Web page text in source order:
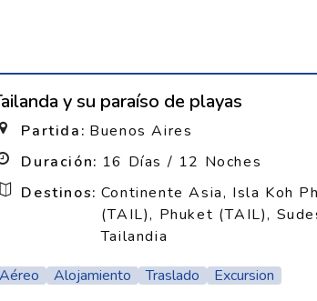
y su paraíso de playas
Partida: Buenos Aires
Duración: 16 Días / 12 Noches
Destinos: Continente Asia, Isla Koh
(TAIL), Phuket (TAIL),
Tailandia
Aéreo
Alojamiento Traslado Excursion